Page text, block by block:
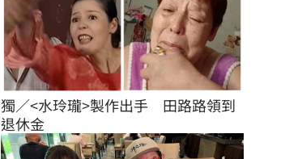
獨／<水玲瓏>製作出手　田路路領到
退休金